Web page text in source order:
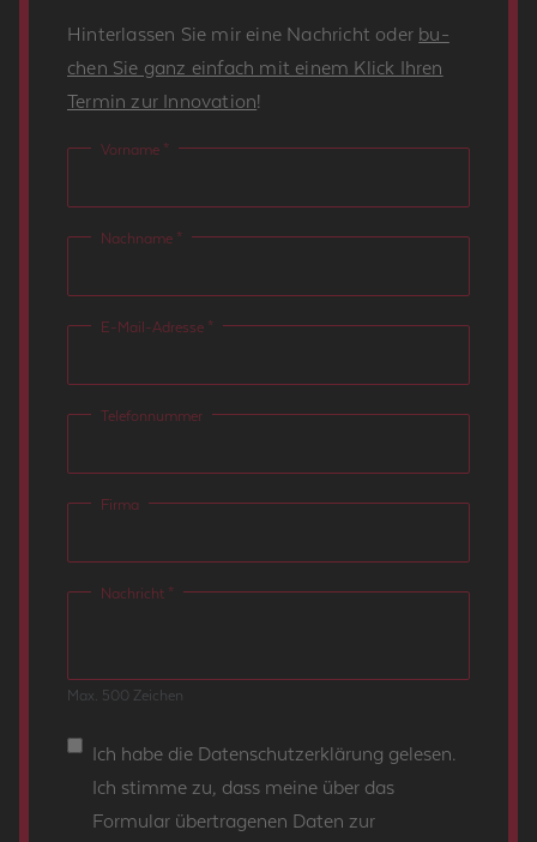
Hin­ter­las­sen Sie mir eine Nach­richt oder bu­
chen Sie ganz ein­fach mit einem Klick Ihren
Ter­min zur In­no­va­ti­on!
Vorname *
Nachname *
E-Mail-Adresse *
Telefonnummer
Firma
Nachricht *
Max. 500 Zei­chen
Ich habe die Datenschutzerklärung gelesen.
Ich stimme zu, dass meine über das
Formular übertragenen Daten zur